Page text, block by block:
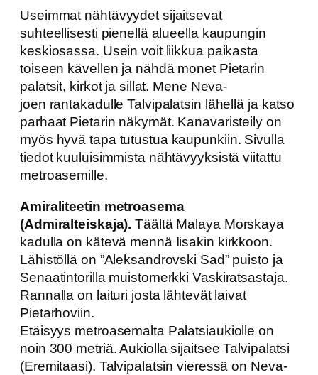
Useimmat nähtävyydet sijaitsevat
suhteellisesti pienellä alueella kaupungin
keskiosassa. Usein voit liikkua paikasta
toiseen kävellen ja nähdä monet Pietarin
palatsit, kirkot ja sillat. Mene Neva-
joen rantakadulle Talvipalatsin lähellä ja katso
parhaat Pietarin näkymät. Kanavaristeily on
myös hyvä tapa tutustua kaupunkiin. Sivulla
tiedot kuuluisimmista nähtävyyksistä viitattu
metroasemille.
Amiraliteetin metroasema
(Admiralteiskaja). Täältä Malaya Morskaya
kadulla on kätevä mennä Iisakin kirkkoon.
Lähistöllä on ”Aleksandrovski Sad” puisto ja
Senaatintorilla muistomerkki Vaskiratsastaja.
Rannalla on laituri josta lähtevät laivat
Pietarhoviin.
Etäisyys metroasemalta Palatsiaukiolle on
noin 300 metriä. Aukiolla sijaitsee Talvipalatsi
(Eremitaasi). Talvipalatsin vieressä on Neva-